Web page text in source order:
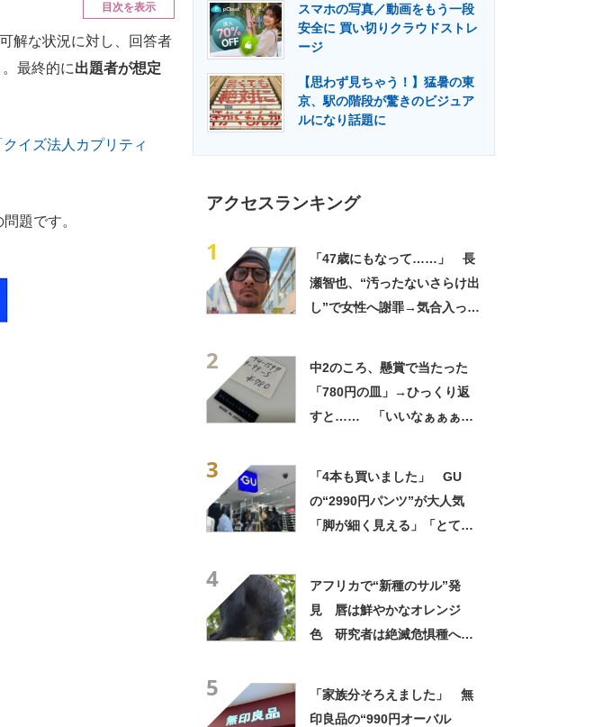
目次を表示
解な状況に対し、回答者
最終的に出題者が想定
クイズ法人カプリティ
題です。
スマホの写真／動画をもう一段
安全に 買い切りクラウドストレ
ージ
【思わず見ちゃう！】猛暑の東
京、駅の階段が驚きのビジュア
ルになり話題に
アクセスランキング
1
「47歳にもなって……」 長
瀬智也、“汚ったないさらけ出
し”で女性へ謝罪→気合入った
2
中2のころ、懸賞で当たった
「780円の皿」→ひっくり返
すと…… 「いいなぁぁぁぁ
3
「4本も買いました」 GU
の“2990円パンツ”が大人気
「脚が細く見える」「とても
4
アフリカで“新種のサル”発
見 唇は鮮やかなオレンジ
色 研究者は絶滅危惧種への
5
「家族分そろえました」 無
印良品の“990円オーバル